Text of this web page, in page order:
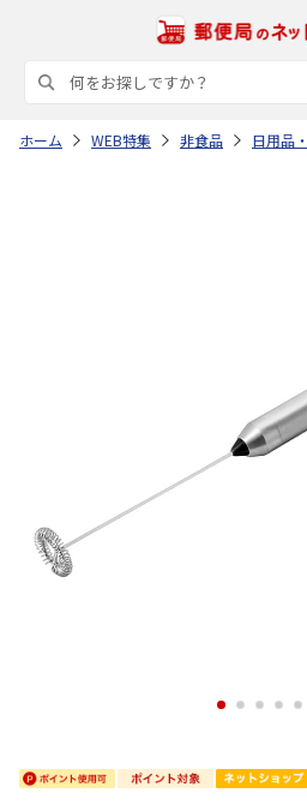
ホーム WEB特集 非食品 日用品
1 2 3 4 5